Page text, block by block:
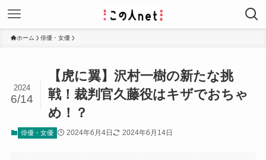
ホーム 俳優・女優
【虎に翼】沢村一樹の新たな挑
戦！裁判官久藤役はキザでおちゃ
め！？
2024
6/14
俳優・女優 2024年6月4日 2024年6月14日